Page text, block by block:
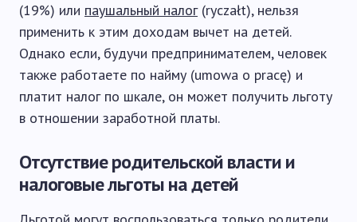
(19%) или паушальный налог(ryczałt), нельзя
применить к этим доходам вычет на детей.
Однако если, будучи предпринимателем, человек
также работаете по найму (umowa o pracę) и
платит налог по шкале, он может получить льготу
в отношении заработной платы.
Отсутствие родительской власти и
налоговые льготы на детей